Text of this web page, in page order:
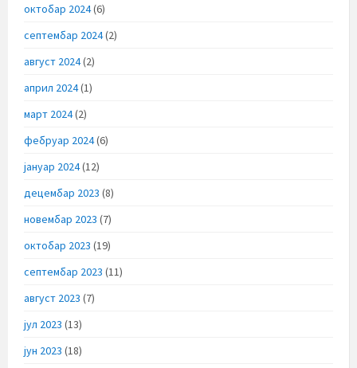
октобар 2024(6)
септембар 2024(2)
август 2024(2)
април 2024(1)
март 2024(2)
фебруар 2024(6)
јануар 2024(12)
децембар 2023 (8)
новембар 2023 (7)
октобар 2023 (19)
септембар 2023 (11)
август 2023 (7)
јул 2023 (13)
јун 2023 (18)